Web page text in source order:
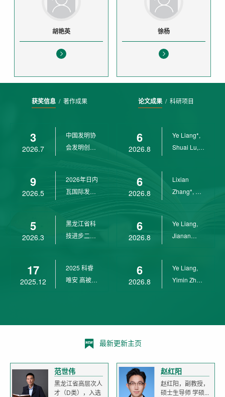
胡艳英 徐杨
获奖信息/ 著作成果
3
2026.7
中国发明协
会发明创业
9
2026.5
2026年日内
瓦国际发明
5
2026.3
黑龙江省科
技进步二等
17
2025.12
2025 科睿
唯安 高被引
论文成果/ 科研项目
6
2026.8
Ye Liang*,
Shuai Lu,
6
2026.8
Lixian
Zhang*, Ye
6
2026.8
Ye Liang,
Jianan
6
2026.8
Ye Liang,
Yimin Zhu,
最新更新主页
范世伟
黑龙江省高层次人
才（D类），入选
赵红阳
赵红阳，副教授，
硕士生导师 学硕...